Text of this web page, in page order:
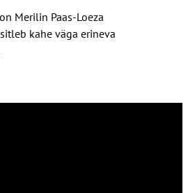
Merilin Paas-Loeza
kahe väga erineva